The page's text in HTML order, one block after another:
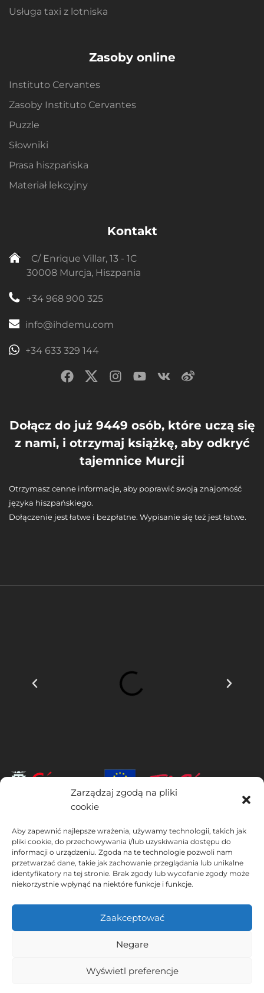
Zarządzaj zgodą na pliki
cookie
Aby zapewnić najlepsze wrażenia, używamy technologii, takich jak
pliki cookie, do przechowywania i/lub uzyskiwania dostępu do
informacji o urządzeniu. Zgoda na te technologie pozwoli nam
przetwarzać dane, takie jak zachowanie przeglądania lub unikalne
identyfikatory na tej stronie. Brak zgody lub wycofanie zgody może
niekorzystnie wpłynąć na niektóre funkcje i funkcje.
Zaakceptować
Negare
Wyświetl preferencje
Usługa taxi z lotniska
Zasoby online
Instituto Cervantes
Zasoby Instituto Cervantes
Puzzle
Słowniki
Prasa hiszpańska
Materiał lekcyjny
Kontakt
C/ Enrique Villar, 13 - 1C
30008 Murcja, Hiszpania
+34 968 900 325
info@ihdemu.com
+34 633 329 144
Dołącz do już 9449 osób, które uczą się
z nami, i otrzymaj książkę, aby odkryć
tajemnice Murcji
Otrzymasz cenne informacje, aby poprawić swoją znajomość
języka hiszpańskiego.
Dołączenie jest łatwe i bezpłatne. Wypisanie się też jest łatwe.
beneficjentem Europejskiego Funduszu Rozwoju Regionalnego,
którego celem jest rozwój wykorzystania i jakości technologii
informacyjno-komunikacyjnych oraz ich dostępności, dzięki czemu
wdrożył następujące rozwiązania: obecność w Internecie poprzez
swoją Stronie internetowej. Obecne działanie miało miejsce w 2020
roku. W tym celu zostało wsparte przez program TIC Cámaras, przez
Warunki rezerwacji
Polityka plików cookie